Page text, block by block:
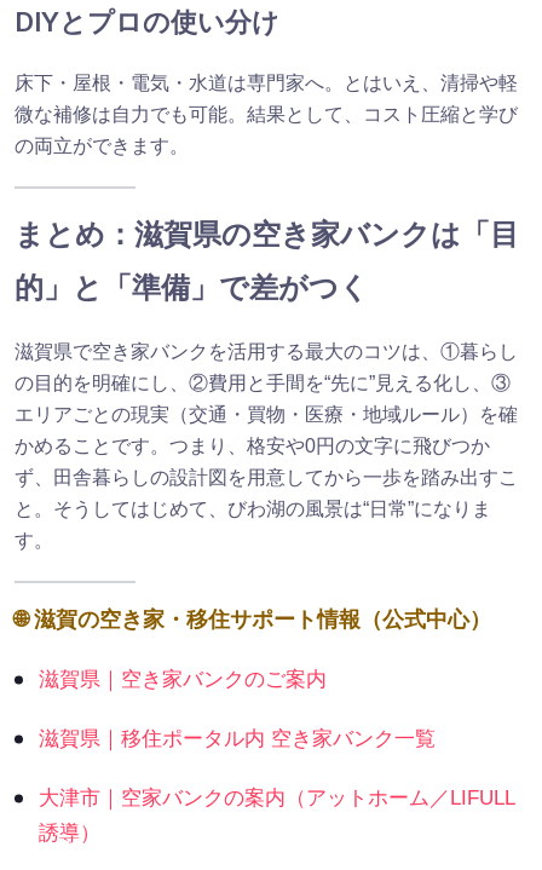
DIYとプロの使い分け
床下・屋根・電気・水道は専門家へ。とはいえ、清掃や軽
微な補修は自力でも可能。結果として、コスト圧縮と学び
の両立ができます。
まとめ：滋賀県の空き家バンクは「目
的」と「準備」で差がつく
滋賀県で空き家バンクを活用する最大のコツは、①暮らし
の目的を明確にし、②費用と手間を“先に”見える化し、③
エリアごとの現実（交通・買物・医療・地域ルール）を確
かめることです。つまり、格安や0円の文字に飛びつか
ず、田舎暮らしの設計図を用意してから一歩を踏み出すこ
と。そうしてはじめて、びわ湖の風景は“日常”になりま
す。
🌐 滋賀の空き家・移住サポート情報（公式中心）
滋賀県｜空き家バンクのご案内
滋賀県｜移住ポータル内 空き家バンク一覧
大津市｜空家バンクの案内（アットホーム／LIFULL
誘導）